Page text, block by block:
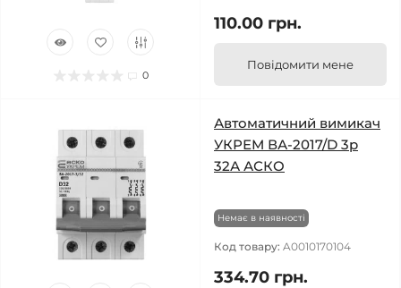
0
110.00 грн.
Повідомити мене
Автоматичний вимикач
УКРЕМ ВА-2017/D 3р
32А АСКО
Немає в наявності
Код товару: A0010170104
334.70 грн.